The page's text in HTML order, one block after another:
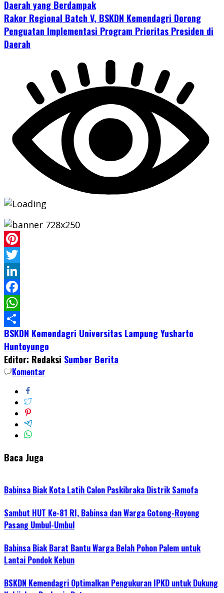
Daerah yang Berdampak
Rakor Regional Batch V, BSKDN Kemendagri Dorong
Penguatan Implementasi Program Prioritas Presiden di
Daerah
Pinterest
Twitter
LinkedIn
Facebook
WhatsApp
Share
BSKDN Kemendagri Universitas LampungYusharto
Huntoyungo
Editor: Redaksi Sumber Berita
Komentar
Baca Juga
Babinsa Biak Kota Latih Calon Paskibraka Distrik Samofa
Sambut HUT Ke-81 RI, Babinsa dan Warga Gotong-Royong
Pasang Umbul-Umbul
Babinsa Biak Barat Bantu Warga Belah Pohon Palem untuk
Lantai Pondok Kebun
BSKDN Kemendagri Optimalkan Pengukuran IPKD untuk Dukung